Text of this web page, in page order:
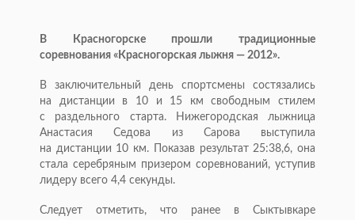
В Красногорске прошли традиционные
соревнования «Красногорская лыжня — 2012».
В заключительный день спортсмены состязались
на дистанции в 10 и 15 км свободным стилем
с раздельного старта. Нижегородская лыжница
Анастасия Седова из Сарова выступила
на дистанции 10 км. Показав результат 25:38,6, она
стала серебряным призером соревнований, уступив
лидеру всего 4,4 секунды.
Следует отметить, что ранее в Сыктывкаре